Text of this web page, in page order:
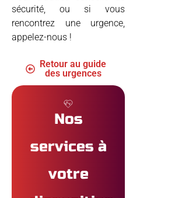
sécurité, ou si vous
rencontrez une urgence,
appelez-nous !
Retour au guide
des urgences
Nos
services à
votre